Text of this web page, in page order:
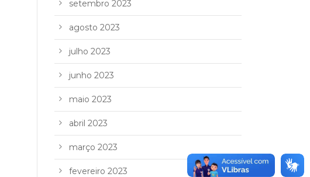
setembro 2023
agosto 2023
julho 2023
junho 2023
maio 2023
abril 2023
março 2023
fevereiro 2023